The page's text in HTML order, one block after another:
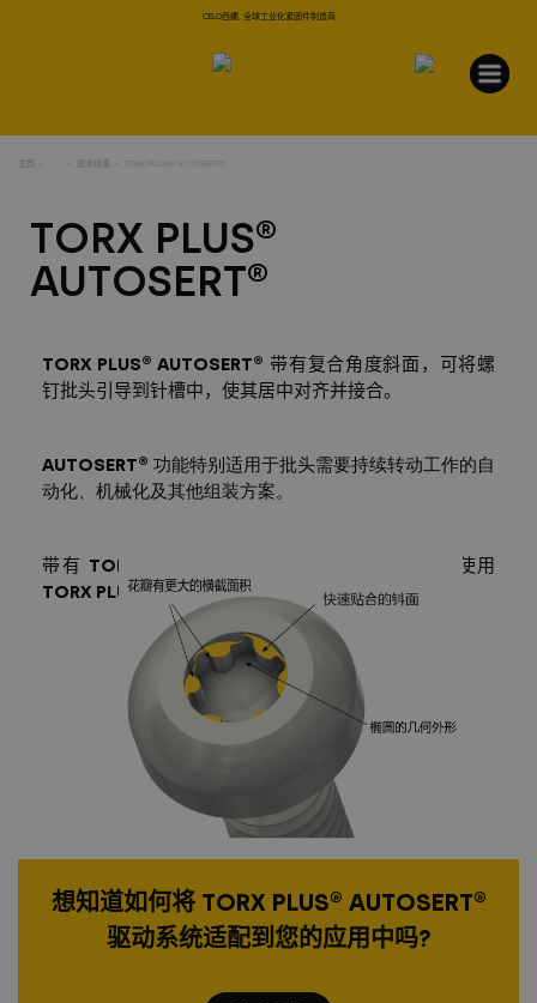
CELO西螺, 全球工业化紧固件制造商
主页
TORX PLUS®
AUTOSERT®
TORX PLUS® AUTOSERT® 带有复合角度斜面，可将螺
钉批头引导到针槽中，使其居中对齐并接合。
AUTOSERT® 功能特别适用于批头需要持续转动工作的自
动化、机械化及其他组装方案。
带有 TORX PLUS
针槽的螺钉可以使用
TORX PLUS®螺钉批头组装。
想知道如何将 TORX PLUS® AUTOSERT®
驱动系统适配到您的应用中吗?